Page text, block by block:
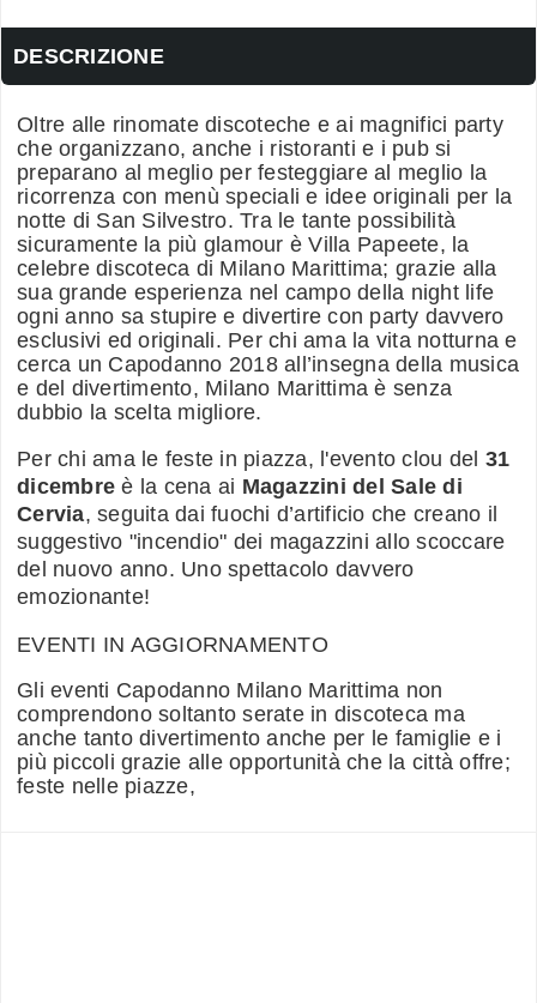
DESCRIZIONE
Oltre alle rinomate discoteche e ai magnifici party
che organizzano, anche i ristoranti e i pub si
preparano al meglio per festeggiare al meglio la
ricorrenza con menù speciali e idee originali per la
notte di San Silvestro. Tra le tante possibilità
sicuramente la più glamour è Villa Papeete, la
celebre discoteca di Milano Marittima; grazie alla
sua grande esperienza nel campo della night life
ogni anno sa stupire e divertire con party davvero
esclusivi ed originali. Per chi ama la vita notturna e
cerca un Capodanno 2018 all’insegna della musica
e del divertimento, Milano Marittima è senza
dubbio la scelta migliore.
Per chi ama le feste in piazza, l'evento clou del 31
dicembre è la cena ai Magazzini del Sale di
Cervia, seguita dai fuochi d’artificio che creano il
suggestivo "incendio" dei magazzini allo scoccare
del nuovo anno. Uno spettacolo davvero
emozionante!
EVENTI IN AGGIORNAMENTO
Gli eventi Capodanno Milano Marittima non
comprendono soltanto serate in discoteca ma
anche tanto divertimento anche per le famiglie e i
più piccoli grazie alle opportunità che la città offre;
feste nelle piazze,